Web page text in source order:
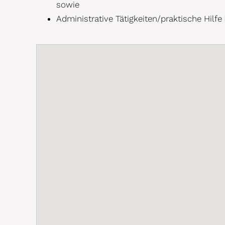
sowie
Administrative Tätigkeiten/praktische Hilfe